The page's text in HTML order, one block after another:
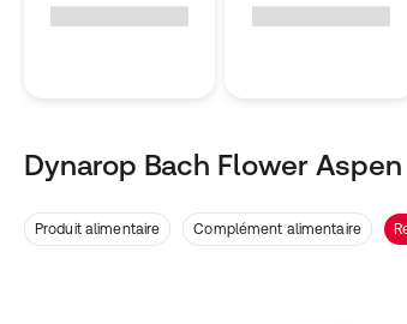
Dynarop Bach Flower Aspen
Produit alimentaire Complément alimentaire